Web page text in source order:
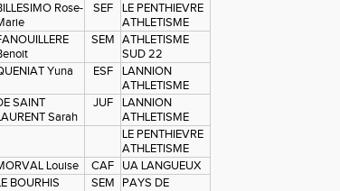
Rose-
SEF
LE PENTHIEVRE
ATHLETISME
SEM ATHLETISME
SUD 22
Yuna ESF
LANNION
ATHLETISME
SAINT
Sarah
JUF
LANNION
ATHLETISME
LE PENTHIEVRE
ATHLETISME
Louise CAF
UA LANGUEUX
BOURHIS
SEM
PAYS DE